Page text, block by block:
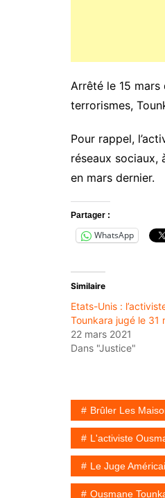
Arrêté le 15 mars
terrorismes,
Pour rappel,
réseaux sociaux,
en mars dernier.
Partager :
WhatsApp
Similaire
Etats-Unis :
Tounkara jugé le 31
22 mars 2021
Dans "Justice"
Brûler Les
L'activiste
Le Juge
Ousmane